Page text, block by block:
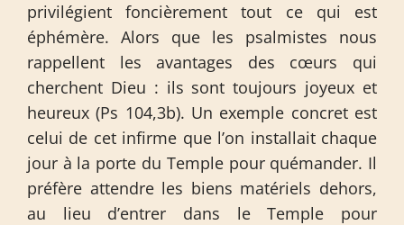
privilégient foncièrement tout ce qui est
éphémère. Alors que les psalmistes nous
rappellent les avantages des cœurs qui
cherchent Dieu : ils sont toujours joyeux et
heureux (Ps 104,3b). Un exemple concret est
celui de cet infirme que l’on installait chaque
jour à la porte du Temple pour quémander. Il
préfère attendre les biens matériels dehors,
au lieu d’entrer dans le Temple pour